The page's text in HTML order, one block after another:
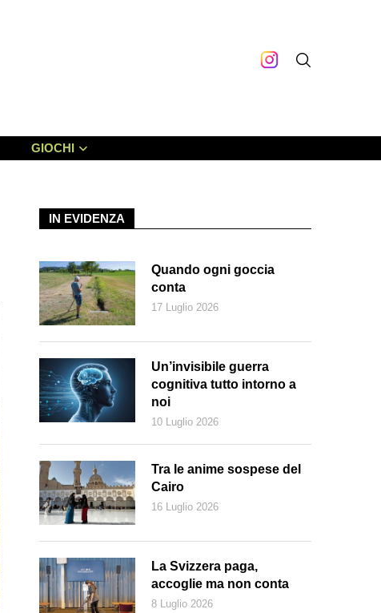
GIOCHI
IN EVIDENZA
Quando ogni goccia
conta
17 Luglio 2026
Un’invisibile guerra
cognitiva tutto intorno a
noi
10 Luglio 2026
Tra le anime sospese del
Cairo
16 Luglio 2026
La Svizzera paga,
accoglie ma non conta
8 Luglio 2026